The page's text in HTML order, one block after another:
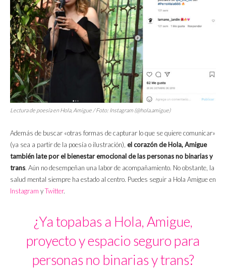
Lectura de poesía en Hola, Amigue / Foto: Instagram (@hola.amigue)
Además de buscar «otras formas de capturar lo que se quiere comunicar»
(ya sea a partir de la poesía o ilustración), el corazón de Hola, Amigue
también late por el bienestar emocional de las personas no binarias y
trans. Aún no desempeñan una labor de acompañamiento. No obstante, la
salud mental siempre ha estado al centro. Puedes seguir a Hola Amigue en
Instagram yTwitter.
¿Ya topabas a Hola, Amigue,
proyecto y espacio seguro para
personas no binarias y trans?